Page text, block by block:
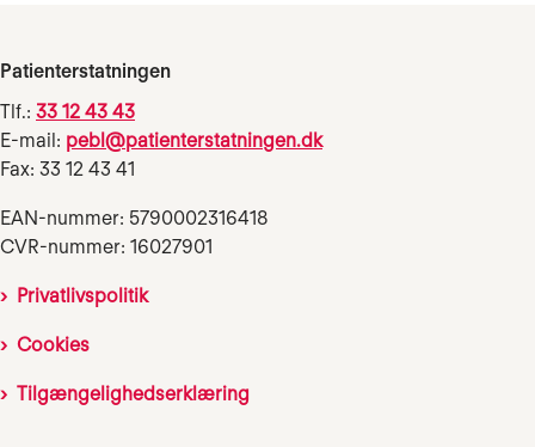
Patienterstatningen
Tlf.: 33 12 43 43
E-mail: pebl@patienterstatningen.dk
Fax: 33 12 43 41
EAN-nummer: 5790002316418
CVR-nummer: 16027901
Privatlivspolitik
Cookies
Tilgængelighedserklæring